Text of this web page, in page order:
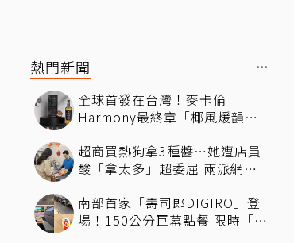
熱門新聞
全球首發在台灣！麥卡倫
Harmony最終章「椰風煖韻」
超商買熱狗拿3種醬…她遭店員
酸「拿太多」超委屈 兩派網友
南部首家「壽司郎DIGIRO」登
場！150公分巨幕點餐 限時「生